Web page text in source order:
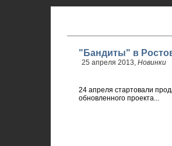
"Бандиты" в
25 апреля 2013, Новинки
24 апреля стартовали
обновленного проекта...